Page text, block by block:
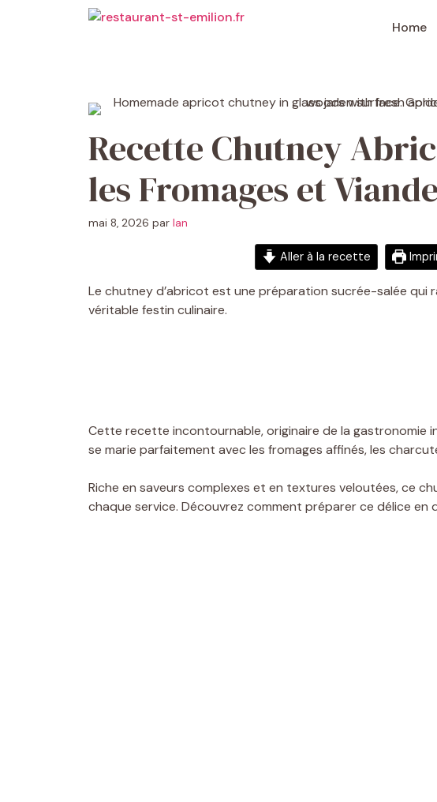
Home
Recette Chutney
les Fromages et
mai 8, 2026 par Ian
Aller à la recette
Le chutney d’abricot est une préparation sucrée-salée qui
véritable festin culinaire.
Cette recette incontournable, originaire de la gastronomie
se marie parfaitement avec les fromages affinés, les
Riche en saveurs complexes et en textures veloutées, ce
chaque service. Découvrez comment préparer ce délice en